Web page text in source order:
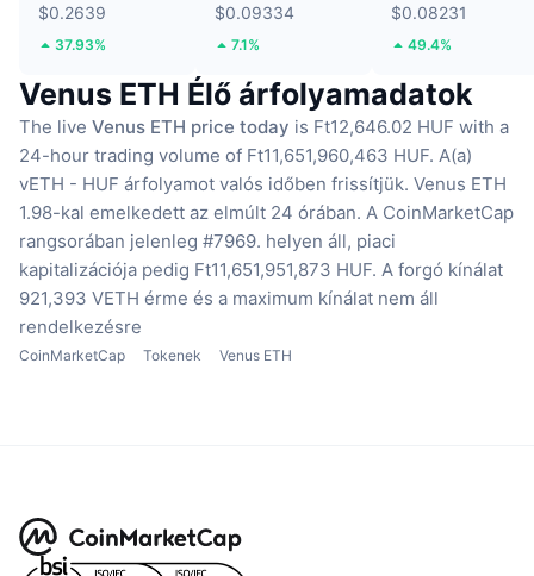
$0.2639
37.93%
$0.09334
7.1%
$0.08231
49.4%
Venus ETH Élő árfolyamadatok
The live Venus ETH price today is Ft12,646.02 HUF with a
24-hour trading volume of Ft11,651,960,463 HUF. A(a)
vETH - HUF árfolyamot valós időben frissítjük. Venus ETH
1.98-kal emelkedett az elmúlt 24 órában. A CoinMarketCap
rangsorában jelenleg #7969. helyen áll, piaci
kapitalizációja pedig Ft11,651,951,873 HUF. A forgó kínálat
921,393 VETH érme és a maximum kínálat nem áll
rendelkezésre
CoinMarketCap Tokenek Venus ETH